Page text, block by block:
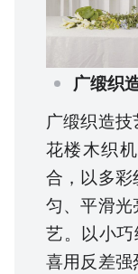
广缎织
广缎织造
花楼木织
合，以多
匀、平滑
艺。以小巧
喜用反差